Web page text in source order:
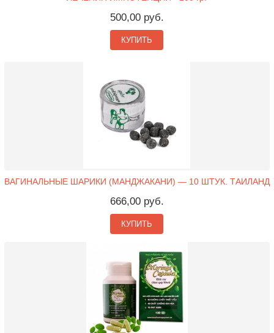
500,00 руб.
КУПИТЬ
ВАГИНАЛЬНЫЕ ШАРИКИ (МАНДЖАКАНИ) — 10 ШТУК. ТАИЛАНД
666,00 руб.
КУПИТЬ